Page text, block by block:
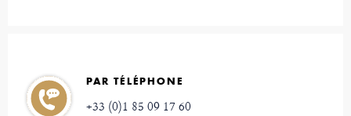
PAR TÉLÉPHONE
+33 (0)1 85 09 17 60